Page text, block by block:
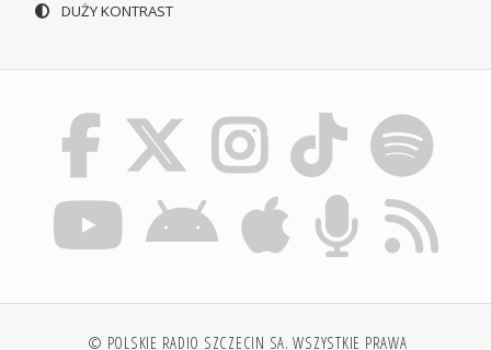
DUŻY KONTRAST
© POLSKIE RADIO SZCZECIN SA. WSZYSTKIE PRAWA